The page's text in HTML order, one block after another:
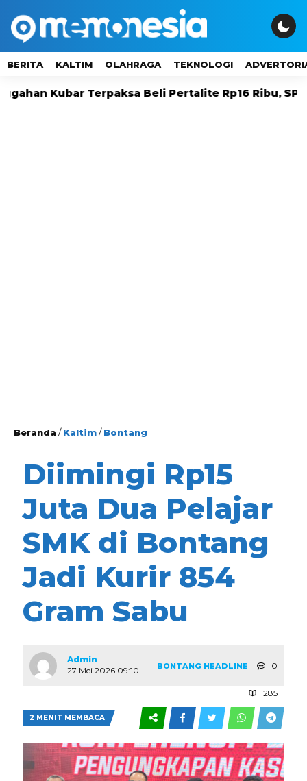
BERITA KALTIM OLAHRAGA TEKNOLOGI
Terpaksa Beli Pertalite Rp16 Ribu, SPBU Tak
Beranda /Kaltim/Bontang
Diimingi Rp15
Juta Dua Pelajar
SMK di Bontang
Jadi Kurir 854
Gram Sabu
Admin
27 Mei 2026 09:10
BONTANG HEADLINE 0
285
2 MENIT MEMBACA